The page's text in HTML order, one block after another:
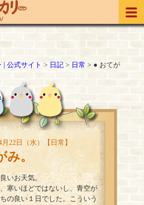
| 公式サイト > 日記 > 日常 > ● おてが
月22日（水）【日常】
み。
いお天気。
寒いほどではないし、青空が
の良い１日でした。こういう